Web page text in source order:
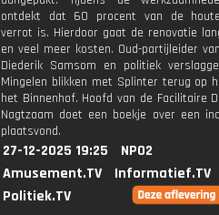
ontdekt dat 60 procent van de
verrot is. Hierdoor gaat de renovatie
en veel meer kosten. Oud-partijleider
Diederik Samsom en politiek
Mingelen blikken met Splinter terug op
het Binnenhof. Hoofd van de Facilitaire
Nagtzaam doet een boekje over een
plaatsvond.
27-12-2025 19:25
NPO2
Amusement.TV
Informatief.TV
Politiek.TV